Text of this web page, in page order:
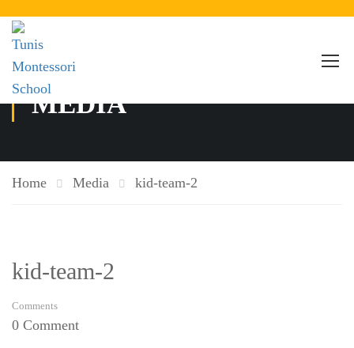
MEDIA
Home Media kid-team-2
kid-team-2
Comments
0 Comment